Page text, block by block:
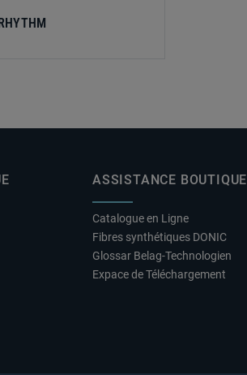
ASSISTANCE BOUTIQUE
Catalogue en Ligne
Fibres synthétiques DONIC
Glossar Belag-Technologien
Expace de Téléchargement